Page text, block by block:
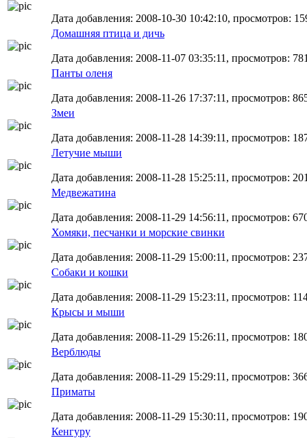
Дата добавления: 2008-10-30 10:42:10, просмотров:
Домашняя птица и дичь
Дата добавления: 2008-11-07 03:35:11, просмотров:
Панты оленя
Дата добавления: 2008-11-26 17:37:11, просмотров:
Змеи
Дата добавления: 2008-11-28 14:39:11, просмотров:
Летучие мыши
Дата добавления: 2008-11-28 15:25:11, просмотров:
Медвежатина
Дата добавления: 2008-11-29 14:56:11, просмотров:
Хомяки, песчанки и морские свинки
Дата добавления: 2008-11-29 15:00:11, просмотров:
Собаки и кошки
Дата добавления: 2008-11-29 15:23:11, просмотров:
Крысы и мыши
Дата добавления: 2008-11-29 15:26:11, просмотров:
Верблюды
Дата добавления: 2008-11-29 15:29:11, просмотров:
Приматы
Дата добавления: 2008-11-29 15:30:11, просмотров:
Кенгуру